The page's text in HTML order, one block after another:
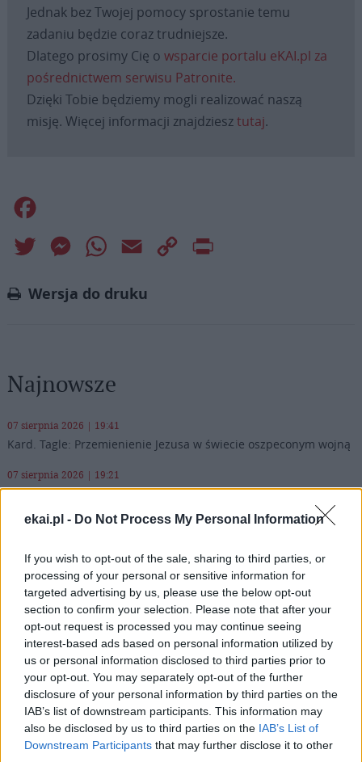
ekai.pl - Do Not Process My Personal Information
If you wish to opt-out of the sale, sharing to third parties, or
processing of your personal or sensitive information for
targeted advertising by us, please use the below opt-out
section to confirm your selection. Please note that after your
opt-out request is processed you may continue seeing
interest-based ads based on personal information utilized by
us or personal information disclosed to third parties prior to
your opt-out. You may separately opt-out of the further
disclosure of your personal information by third parties on the
IAB’s list of downstream participants. This information may
also be disclosed by us to third parties on the IAB’s List of
Downstream Participants that may further disclose it to other
Jednak bez Twojej pomocy sprostanie temu
zadaniu będzie coraz trudniejsze.
Dlatego prosimy Cię o wsparcie portalu eKAI.pl za
pośrednictwem serwisu Patronite.
Dzięki Tobie będziemy mogli realizować naszą
misję. Więcej informacji znajdziesztutaj.
Twitter MessengerWhatsApp
Email
Copy
Wersja do druku
Najnowsze
07 sierpnia 2026 | 19:41
Kard. Tagle: Przemienienie Jezusa w świecie oszpeconym wojną
07 sierpnia 2026 | 19:21
Prawosławny metropolita Finlandii krytykuje patriarchę Cyryla
Od 10 sierpnia zapisy na liturgie pod przewodnictwem papieża
07 sierpnia 2026 | 17:22
Kard. Parolin: pokój zaczyna się od empatii wobec cierpienia
Popularne